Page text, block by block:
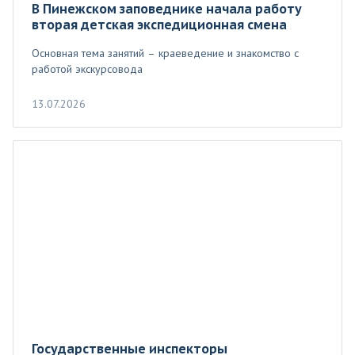
В Пинежском заповеднике начала работу
вторая детская экспедиционная смена
Основная тема занятий – краеведение и знакомство с
работой экскурсовода
13.07.2026
Государственные инспекторы